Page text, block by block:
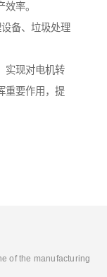
率。
备、垃圾处理
实现对电机转
重要作用，提
of the manufacturing